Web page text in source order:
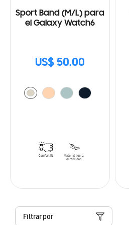
Sport Band (M/L) para
el Galaxy Watch6
US$ 50.00
Filtrar por